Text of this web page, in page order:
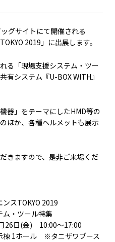
グサイトにて開催される
2019」に出展します。
る「現場支援システム・ツー
有システム『U-BOX WITH』
器」をテーマにしたHMD等の
ほか、各種ヘルメットも展示
きますので、是非ご来場くだ
スTOKYO 2019
・ツール特集
26日(金) 10:00～17:00
棟 1ホール ※タニザワブース